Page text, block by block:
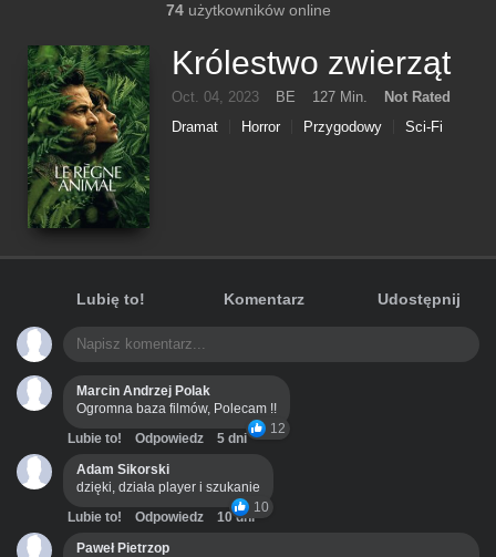
74użytkowników online
Królestwo zwierząt
Oct. 04, 2023 BE 127 Min.
Not Rated
Dramat
Horror Przygodowy Sci-Fi
Lubię to! Komentarz Udostępnij
Marcin Andrzej Polak
Ogromna baza filmów, Polecam !!
12
Lubie to! Odpowiedz
5 dni
Adam Sikorski
dzięki, działa player i szukanie
10
Lubie to! Odpowiedz
10 dni
Paweł Pietrzop